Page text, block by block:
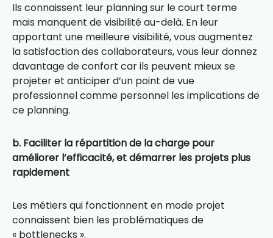
Ils connaissent leur planning sur le court terme
mais manquent de visibilité au-delà. En leur
apportant une meilleure visibilité, vous augmentez
la satisfaction des collaborateurs, vous leur donnez
davantage de confort car ils peuvent mieux se
projeter et anticiper d’un point de vue
professionnel comme personnel les implications de
ce planning.
b. Faciliter la répartition de la charge pour
améliorer l’efficacité, et démarrer les projets plus
rapidement
Les métiers qui fonctionnent en mode projet
connaissent bien les problématiques de
« bottlenecks ».